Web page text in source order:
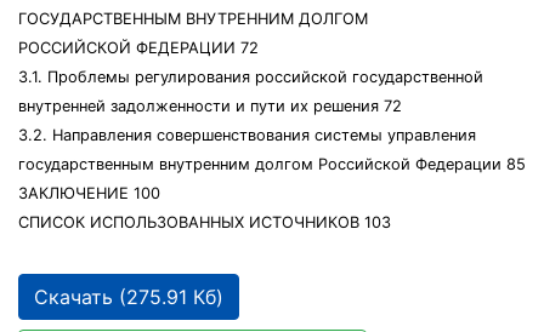
ГОСУДАРСТВЕННЫМ ВНУТРЕННИМ ДОЛГОМ
РОССИЙСКОЙ ФЕДЕРАЦИИ 72
3.1. Проблемы регулирования российской государственной
внутренней задолженности и пути их решения 72
3.2. Направления совершенствования системы управления
государственным внутренним долгом Российской Федерации 85
ЗАКЛЮЧЕНИЕ 100
СПИСОК ИСПОЛЬЗОВАННЫХ ИСТОЧНИКОВ 103
Скачать (275.91 Кб)